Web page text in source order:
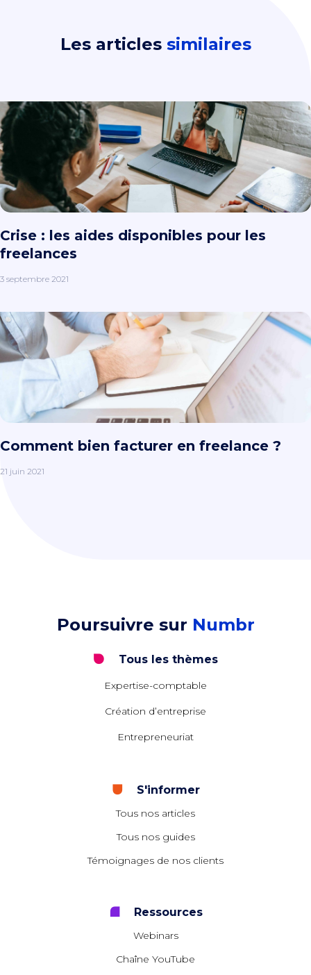
Les articles similaires
Crise : les aides disponibles pour les
freelances
3 septembre 2021
Comment bien facturer en freelance ?
21 juin 2021
Poursuivre sur Numbr
Tous les thèmes
Expertise-comptable
Création d’entreprise
Entrepreneuriat
S'informer
Tous nos articles
Tous nos guides
Témoignages de nos clients
Ressources
Webinars
Chaîne YouTube